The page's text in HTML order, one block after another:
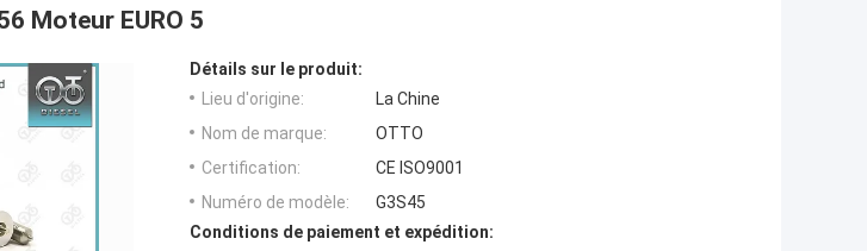
Moteur EURO 5
Détails sur le produit:
Lieu d'origine:
La Chine
Nom de marque:
OTTO
Certification:
CE ISO9001
Numéro de modèle:
G3S45
Conditions de paiement et expédition: